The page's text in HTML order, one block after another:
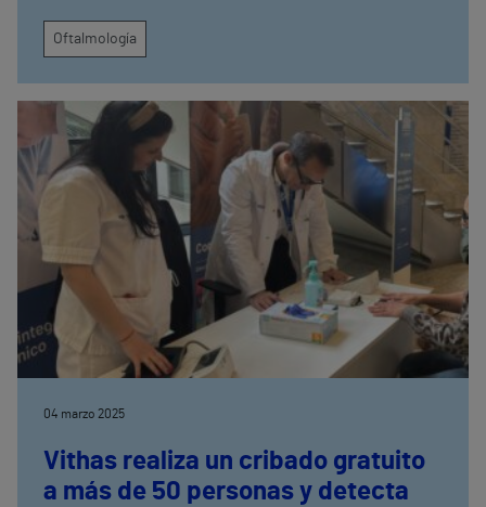
sino también, de la región Norte de Portugal
Oftalmología
04 marzo 2025
Vithas realiza un cribado gratuito
a más de 50 personas y detecta